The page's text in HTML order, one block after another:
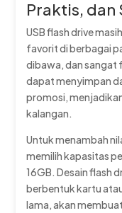
Praktis, dan
USB flash drive
favorit di berbagai
dibawa, dan sangat
dapat menyimpan
promosi,
kalangan.
Untuk menambah
memilih kapasitas
16GB. Desain flash
berbentuk kartu
lama, akan